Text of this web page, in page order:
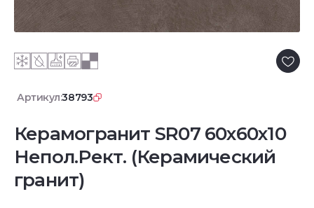
Артикул:38793
Керамогранит SR07 60x60х10
Непол.Рект. (Керамический
гранит)